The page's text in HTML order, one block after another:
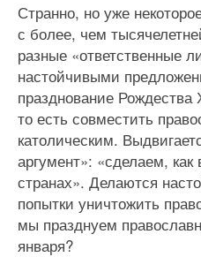
Странно, но уже
с более, чем
разные «ответственные
настойчивыми
празднование Рождества
то есть совместить
католическим.
аргумент»: «сделаем,
странах». Делаются
попытки уничтожить
мы празднуем
января?